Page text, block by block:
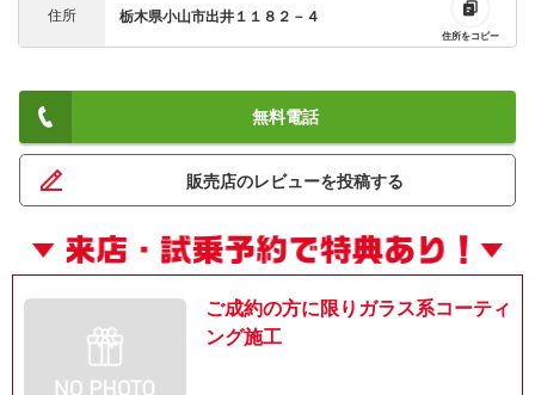
住所 栃木県小山市出井１１８２－４
住所をコピー
無料電話
販売店のレビューを投稿する
ご成約の方に限りガラス系コーティ
ング施工